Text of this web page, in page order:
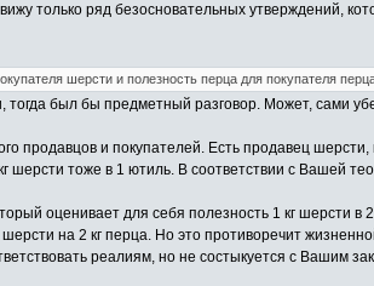
только ряд безосновательных утверждений,
шерсти и полезность перца для покупателя
был бы предметный разговор. Может, сами
продавцов и покупателей. Есть продавец
шерсти тоже в 1 ютиль. В соответствии с Вашей
оценивает для себя полезность 1 кг
на 2 кг перца. Но это противоречит
реалиям, но не состыкуется с Вашим